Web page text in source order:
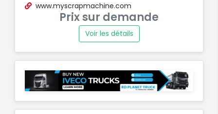
www.myscrapmachine.com
Prix sur demande
Voir les détails